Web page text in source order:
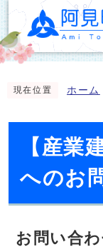
現在位置 ホーム
【産業
へのお
お問い合